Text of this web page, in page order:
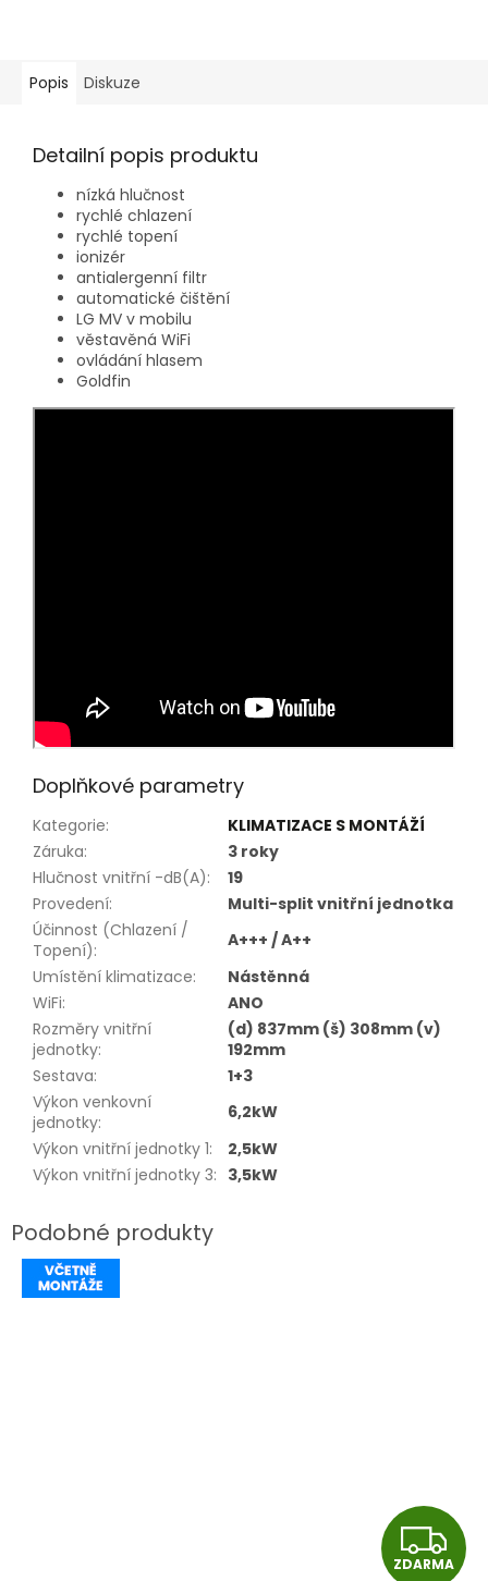
Popis Diskuze
Detailní popis produktu
nízká hlučnost
rychlé chlazení
rychlé topení
ionizér
antialergenní filtr
automatické čištění
LG MV v mobilu
věstavěná WiFi
ovládání hlasem
Goldfin
Doplňkové parametry
Kategorie:
KLIMATIZACE S MONTÁŽÍ
Záruka:
3 roky
Hlučnost vnitřní -dB(A):
19
Provedení:
Multi-split vnitřní jednotka
Účinnost (Chlazení /
Topení):
A+++ / A++
Umístění klimatizace:
Nástěnná
WiFi:
ANO
Rozměry vnitřní
jednotky:
(d) 837mm (š) 308mm (v)
192mm
Sestava:
1+3
Výkon venkovní
jednotky:
6,2kW
Výkon vnitřní jednotky 1:
2,5kW
Výkon vnitřní jednotky 3: 3,5kW
Z
ZDARMA